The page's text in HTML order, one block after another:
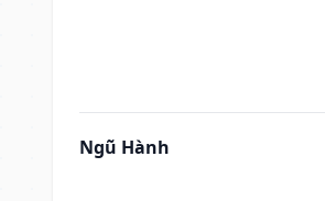
Ngũ Hành